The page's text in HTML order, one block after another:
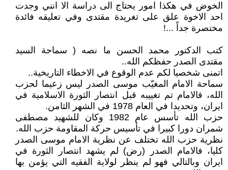
الخوض في هكذا امور يحتاج الى دراسة الا انني وجدت
احد الاخوة علق على تغريدة مقتدى وفي تعليقه فائدة
مختصرة جداً ...!
كتب الدكتور محمد الحسن ما نصه ( سماحة السيد
مقتدى الصدر حفظكم الله..
‏اتمنى شخصيا لكم عدم الوقوع في الاخطاء التاريخية..
‏سماحة الامام المغيّب موسى الصدر ليس زعيما لحزب
الله، فالامام تم تغييبه قبل انتصار الثورة الاسلامية في
ايران، وتحديدا في العام 1978 في الشهر الثامن.
‏حزب الله تأسس عام 1982 وكان للشهيد مصطفى
شمران دورا كبيرا في تأسيس حركة المقاومة حزب الله.
‏نظرية حزب الله تختلف عن نظرية الامام موسى الصدر
كليا، فالامام الصدر (رض) لم يشهد انتصار الثورة في
ايران وبالتالي فهو لم ينظر لولاية الفقيه التي يؤمن بها